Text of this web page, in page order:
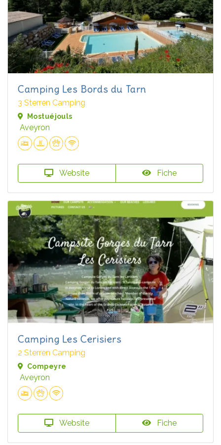
Camping Les Bords du Tarn
3 Sterren Camping
Mostuéjouls
Aveyron
Website Fiche
Camping Les Cerisiers
2 Sterren Camping
Compeyre
Aveyron
Website Fiche